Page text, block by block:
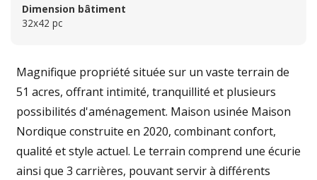
Dimension bâtiment
32x42 pc
Magnifique propriété située sur un vaste terrain de
51 acres, offrant intimité, tranquillité et plusieurs
possibilités d'aménagement. Maison usinée Maison
Nordique construite en 2020, combinant confort,
qualité et style actuel. Le terrain comprend une écurie
ainsi que 3 carrières, pouvant servir à différents